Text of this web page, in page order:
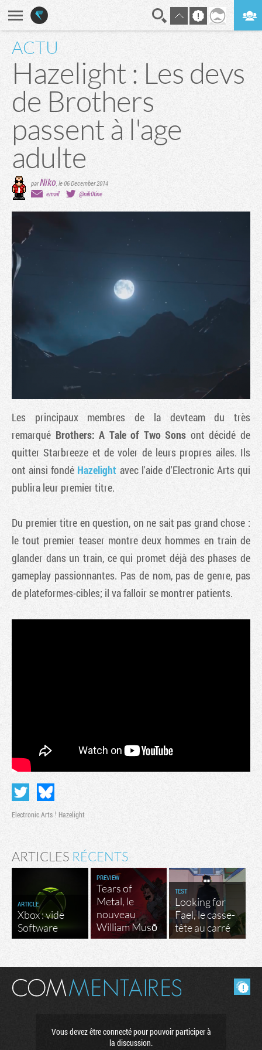
ACTU
Hazelight : Les devs
de Brothers
passent à l'age
adulte
parNiko,le 06 December 2014
email
@nik0tine
Les principaux membres de la devteam du très
remarqué Brothers: A Tale of Two Sons ont décidé de
quitter Starbreeze et de voler de leurs propres ailes. Ils
ont ainsi fondé Hazelight avec l'aide d'Electronic Arts qui
publira leur premier titre.
Du premier titre en question, on ne sait pas grand chose :
le tout premier teaser montre deux hommes en train de
glander dans un train, ce qui promet déjà des phases de
gameplay passionnantes. Pas de nom, pas de genre, pas
de plateformes-cibles; il va falloir se montrer patients.
Electronic Arts Hazelight
ARTICLES RÉCENTS
ARTICLE
Xbox : vide
Software
PREVIEW
Tears of
Metal, le
nouveau
William Musō
TEST
Looking for
Fael, le casse-
tête au carré
Masquer les commentaires lus.
Vous devez être connecté pour pouvoir participer à
la discussion.
Tribune